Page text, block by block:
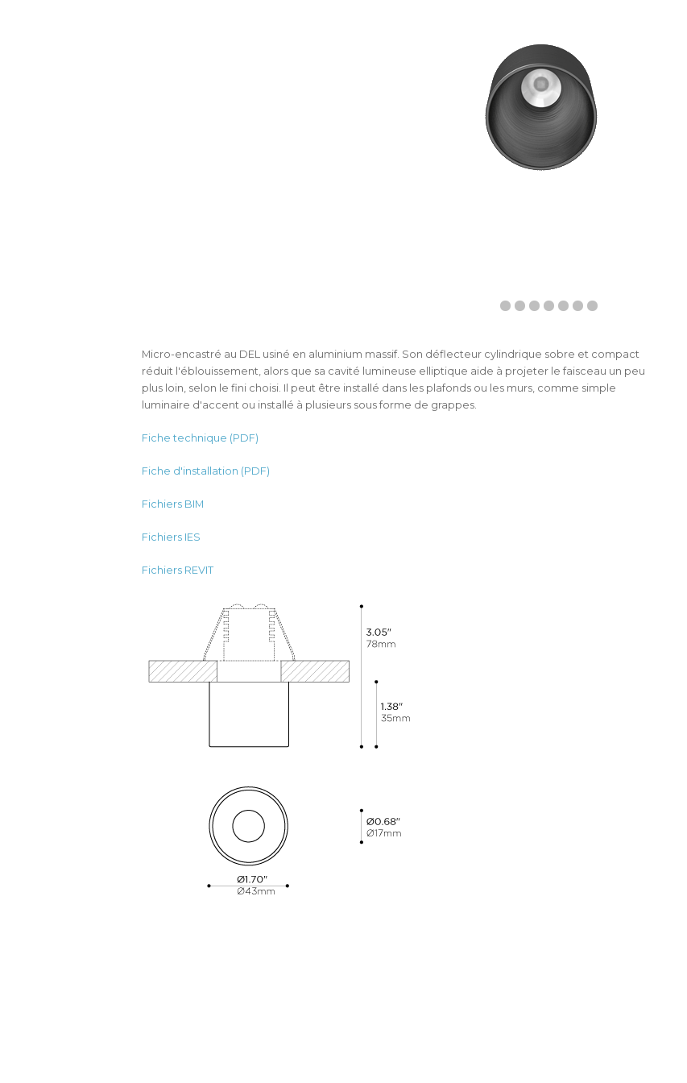
Micro-encastré au DEL usiné en aluminium massif. Son déflecteur cylindrique sobre et compact
réduit l'éblouissement, alors que sa cavité lumineuse elliptique aide à projeter le faisceau un peu
plus loin, selon le fini choisi. Il peut être installé dans les plafonds ou les murs, comme simple
luminaire d'accent ou installé à plusieurs sous forme de grappes.
Fiche technique (PDF)
Fiche d'installation (PDF)
Fichiers BIM
Fichiers IES
Fichiers REVIT